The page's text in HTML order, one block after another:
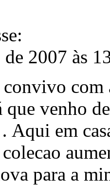
2007 às
com
que venho
em
para a